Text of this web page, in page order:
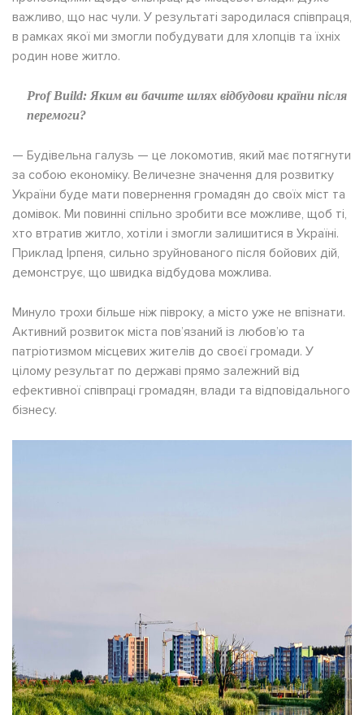
важливо, що нас чули. У результаті зародилася співпраця,
в рамках якої ми змогли побудувати для хлопців та їхніх
родин нове житло.
Prof Build: Яким ви бачите шлях відбудови країни після
перемоги?
— Будівельна галузь — це локомотив, який має потягнути
за собою економіку. Величезне значення для розвитку
України буде мати повернення громадян до своїх міст та
домівок. Ми повинні спільно зробити все можливе, щоб ті,
хто втратив житло, хотіли і змогли залишитися в Україні.
Приклад Ірпеня, сильно зруйнованого після бойових дій,
демонструє, що швидка відбудова можлива.
Минуло трохи більше ніж півроку, а місто уже не впізнати.
Активний розвиток міста пов’язаний із любов’ю та
патріотизмом місцевих жителів до своєї громади. У
цілому результат по державі прямо залежний від
ефективної співпраці громадян, влади та відповідального
бізнесу.